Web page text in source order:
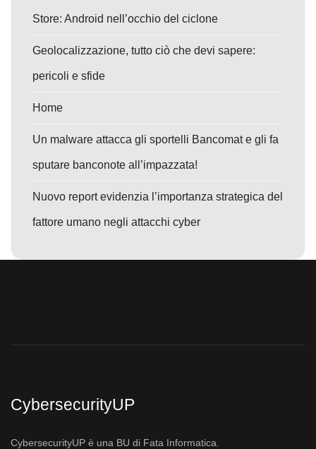
Store: Android nell’occhio del ciclone
Geolocalizzazione, tutto ciò che devi sapere:
pericoli e sfide
Home
Un malware attacca gli sportelli Bancomat e gli fa
sputare banconote all’impazzata!
Nuovo report evidenzia l’importanza strategica del
fattore umano negli attacchi cyber
CybersecurityUP
CybersecurityUP è una BU di Fata Informatica.